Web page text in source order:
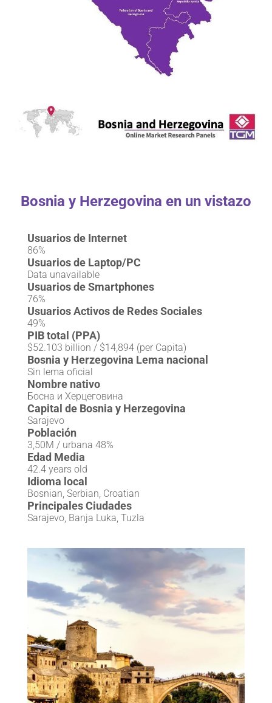
Bosnia y Herzegovina en un vistazo
Usuarios de Internet
86%
Usuarios de Laptop/PC
Data unavailable
Usuarios de Smartphones
76%
Usuarios Activos de Redes Sociales
49%
PIB total (PPA)
$52.103 billion / $14,894 (per Capita)
Bosnia y Herzegovina Lema nacional
Sin lema oficial
Nombre nativo
Босна и Херцеговина
Capital de Bosnia y Herzegovina
Sarajevo
Población
3,50M / urbana 48%
Edad Media
42.4 years old
Idioma local
Bosnian, Serbian, Croatian
Principales Ciudades
Sarajevo, Banja Luka, Tuzla